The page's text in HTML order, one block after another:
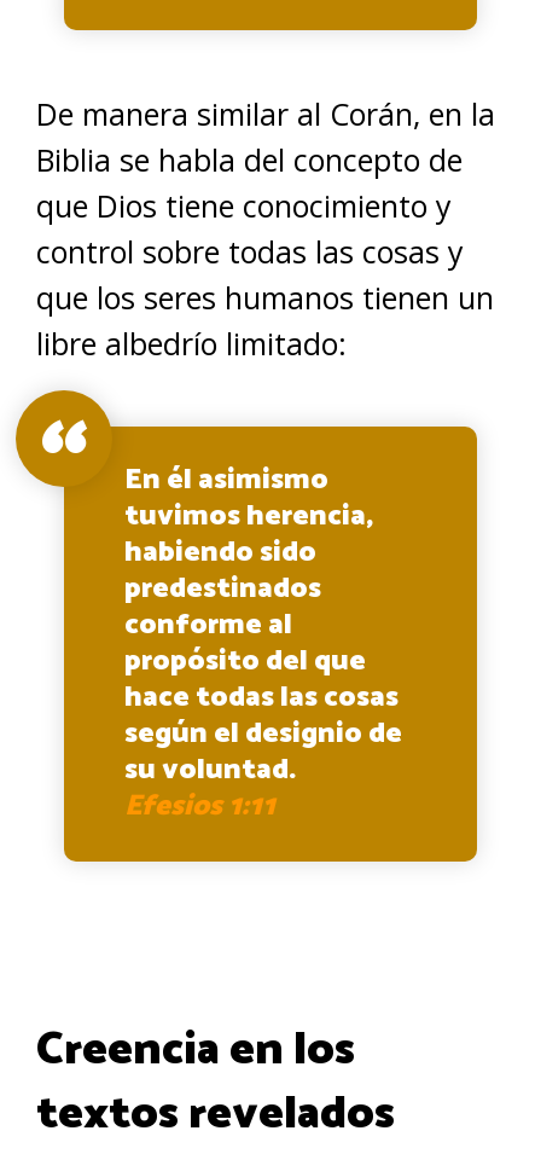
De manera similar al Corán, en la
Biblia se habla del concepto de
que Dios tiene conocimiento y
control sobre todas las cosas y
que los seres humanos tienen un
libre albedrío limitado:
En él asimismo
tuvimos herencia,
habiendo sido
predestinados
conforme al
propósito del que
hace todas las cosas
según el designio de
su voluntad.
Efesios 1:11
Creencia en los
textos revelados